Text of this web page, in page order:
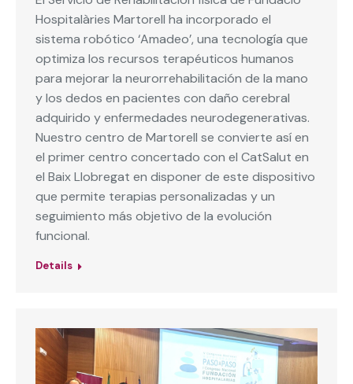
Hospitalàries Martorell ha incorporado el
sistema robótico ‘Amadeo’, una tecnología que
optimiza los recursos terapéuticos humanos
para mejorar la neurorrehabilitación de la mano
y los dedos en pacientes con daño cerebral
adquirido y enfermedades neurodegenerativas.
Nuestro centro de Martorell se convierte así en
el primer centro concertado con el CatSalut en
el Baix Llobregat en disponer de este dispositivo
que permite terapias personalizadas y un
seguimiento más objetivo de la evolución
funcional.
Details